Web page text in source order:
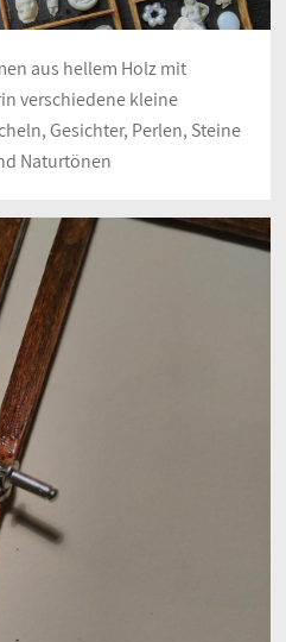
aus hellem Holz mit
verschiedene kleine
Gesichter, Perlen, Steine
Naturtönen